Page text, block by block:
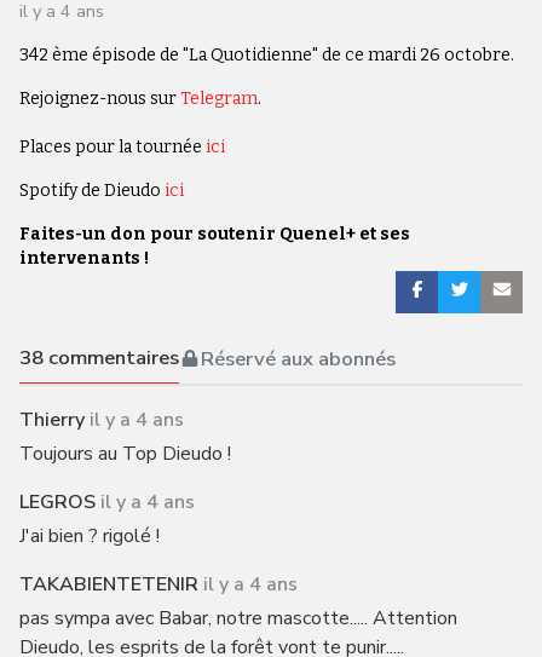
il y a 4 ans
342 ème épisode de "La Quotidienne" de ce mardi 26 octobre.
Rejoignez-nous surTelegram.
Places pour la tournée ici
Spotify de Dieudo ici
Faites-un don pour soutenir Quenel+ et ses
intervenants !
38commentaires Réservé aux abonnés
Thierry il y a 4 ans
Toujours au Top Dieudo !
LEGROS il y a 4 ans
J'ai bien ? rigolé !
TAKABIENTETENIR il y a 4 ans
pas sympa avec Babar, notre mascotte..... Attention
Dieudo, les esprits de la forêt vont te punir.....